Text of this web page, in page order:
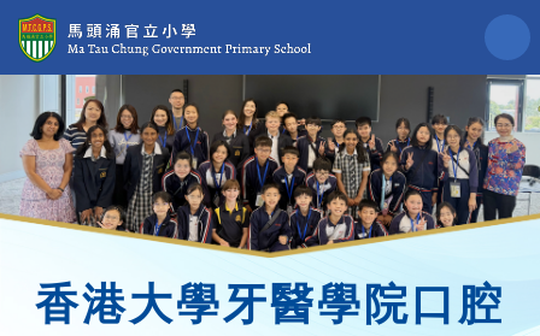
香港大學牙醫學院口腔